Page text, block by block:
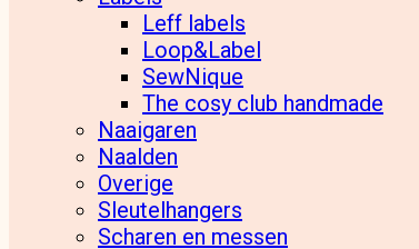
Leff labels
Loop&Label
SewNique
The cosy club handmade
Naaigaren
Naalden
Overige
Sleutelhangers
Scharen en messen